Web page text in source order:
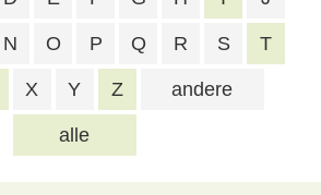
alle
N O P Q R S T
X Y Z andere